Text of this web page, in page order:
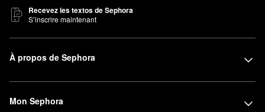
Recevez les textos de Sephora
S’inscrire maintenant
À propos de Sephora
Mon Sephora